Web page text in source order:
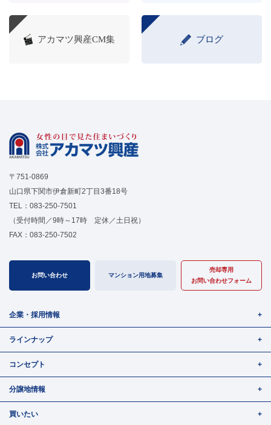
アカマツ興産CM集 ブログ
〒751-0869
山口県下関市伊倉新町2丁目3番18号
TEL： 083-250-7501
（受付時間／9時～17時 定休／土日祝）
FAX：083-250-7502
お問い合わせ マンション用地募集
売却専用
お問い合わせフォーム
企業・採用情報
ラインナップ
コンセプト
分譲地情報
買いたい